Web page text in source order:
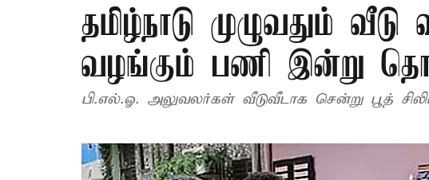
தமிழ்நாடு முழுவதும் வீடு
வழங்கும் பணி இன்று
பி.எல்.ஓ. அலுவலர்கள் வீடுவீடாக சென்று பூத்